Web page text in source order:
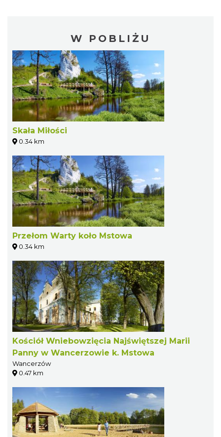
W POBLIŻU
Skała Miłości
0.34 km
Przełom Warty koło Mstowa
0.34 km
Kościół Wniebowzięcia Najświętszej Marii
Panny w Wancerzowie k. Mstowa
Wancerzów
0.47 km